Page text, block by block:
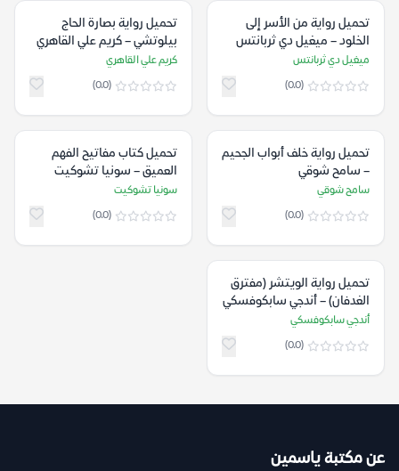
تحميل رواية من الأسر إلى
الخلود – ميغيل دي ثربانتس
ميغيل دي ثربانتس
(0.0)
تحميل رواية بصارة الحاج
بيلوتشي – كريم علي القاهري
كريم علي القاهري
(0.0)
تحميل رواية خلف أبواب الجحيم
– سامح شوقي
سامح شوقي
(0.0)
تحميل كتاب مفاتيح الفهم
العميق – سونيا تشوكيت
سونيا تشوكيت
(0.0)
تحميل رواية الويتشر (مفترق
الغدفان) – أندجي سابكوفسكي
أندجي سابكوفسكي
(0.0)
عن مكتبة ياسمين